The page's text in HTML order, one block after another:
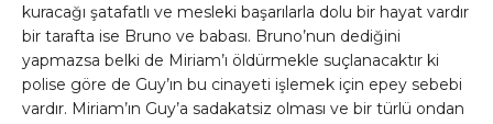
kuracağı şatafatlı ve mesleki başarılarla dolu bir hayat vardır
bir tarafta ise Bruno ve babası. Bruno’nun dediğini
yapmazsa belki de Miriam’ı öldürmekle suçlanacaktır ki
polise göre de Guy’ın bu cinayeti işlemek için epey sebebi
vardır. Miriam’ın Guy’a sadakatsiz olması ve bir türlü ondan